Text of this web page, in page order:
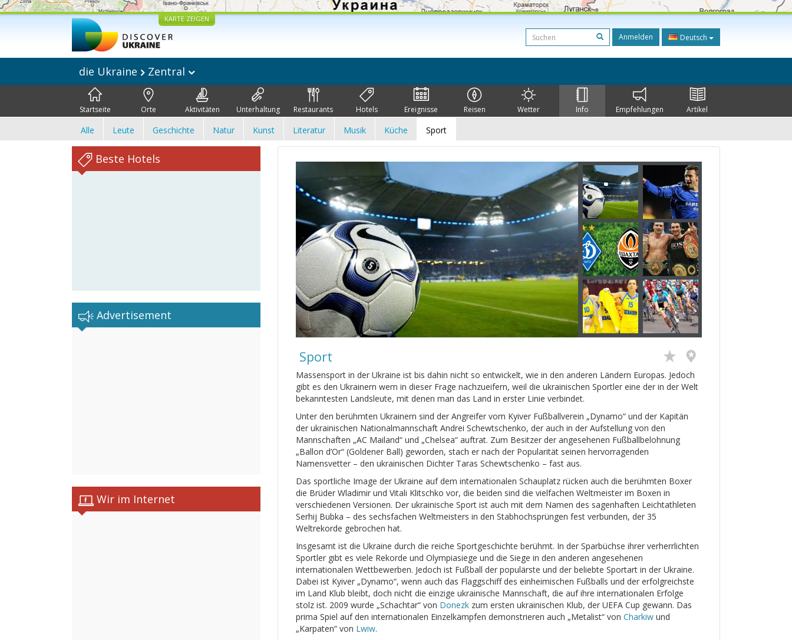
KARTE ZEIGEN
Anmelden Deutsch
die Ukraine Zentral
Startseite Orte Aktivitäten Unterhaltung Restaurants Hotels Ereignisse Reisen Wetter Info Empfehlungen Artikel
Alle Leute Geschichte Natur Kunst Literatur Musik Küche Sport
Beste Hotels
Advertisement
Wir im Internet
Sport
Massensport in der Ukraine ist bis dahin nicht so entwickelt, wie in den anderen Ländern Europas. Jedoch
gibt es den Ukrainern wem in dieser Frage nachzueifern, weil die ukrainischen Sportler eine der in der Welt
bekanntesten Landsleute, mit denen man das Land in erster Linie verbindet.
Unter den berühmten Ukrainern sind der Angreifer vom Kyiver Fußballverein „Dynamo“ und der Kapitän
der ukrainischen Nationalmannschaft Andrei Schewtschenko, der auch in der Aufstellung von den
Mannschaften „AC Mailand“ und „Chelsea“ auftrat. Zum Besitzer der angesehenen Fußballbelohnung
„Ballon d’Or“ (Goldener Ball) geworden, stach er nach der Popularität seinen hervorragenden
Namensvetter – den ukrainischen Dichter Taras Schewtschenko – fast aus.
Das sportliche Image der Ukraine auf dem internationalen Schauplatz rücken auch die berühmten Boxer
die Brüder Wladimir und Vitali Klitschko vor, die beiden sind die vielfachen Weltmeister im Boxen in
verschiedenen Versionen. Der ukrainische Sport ist auch mit dem Namen des sagenhaften Leichtathleten
Serhij Bubka – des sechsfachen Weltmeisters in den Stabhochsprüngen fest verbunden, der 35
Weltrekorde gebrochen hat.
Insgesamt ist die Ukraine durch die reiche Sportgeschichte berühmt. In der Sparbüchse ihrer verherrlichten
Sportler gibt es viele Rekorde und Olympiasiege und die Siege in den anderen angesehenen
internationalen Wettbewerben. Jedoch ist Fußball der populärste und der beliebte Sportart in der Ukraine.
Dabei ist Kyiver „Dynamo“, wenn auch das Flaggschiff des einheimischen Fußballs und der erfolgreichste
im Land Klub bleibt, doch nicht die einzige ukrainische Mannschaft, die auf ihre internationalen Erfolge
stolz ist. 2009 wurde „Schachtar“ von Donezk zum ersten ukrainischen Klub, der UEFA Cup gewann. Das
prima Spiel auf den internationalen Einzelkämpfen demonstrieren auch „Metalist“ von Charkiw und
„Karpaten“ von Lwiw.